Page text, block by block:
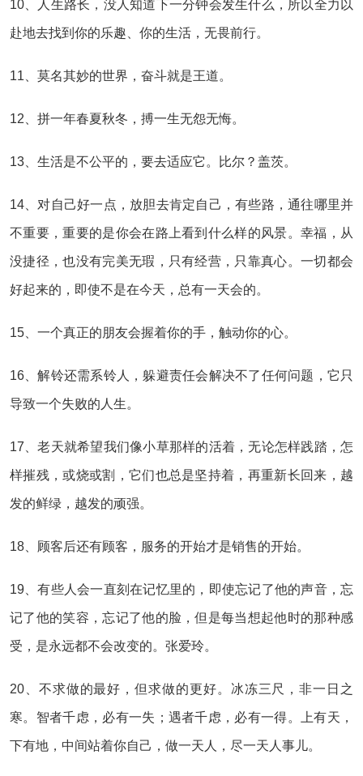
10、人生路长，没人知道下一分钟会发生什么，所以全力以
赴地去找到你的乐趣、你的生活，无畏前行。
11、莫名其妙的世界，奋斗就是王道。
12、拼一年春夏秋冬，搏一生无怨无悔。
13、生活是不公平的，要去适应它。比尔？盖茨。
14、对自己好一点，放胆去肯定自己，有些路，通往哪里并
不重要，重要的是你会在路上看到什么样的风景。幸福，从
没捷径，也没有完美无瑕，只有经营，只靠真心。一切都会
好起来的，即使不是在今天，总有一天会的。
15、一个真正的朋友会握着你的手，触动你的心。
16、解铃还需系铃人，躲避责任会解决不了任何问题，它只
导致一个失败的人生。
17、老天就希望我们像小草那样的活着，无论怎样践踏，怎
样摧残，或烧或割，它们也总是坚持着，再重新长回来，越
发的鲜绿，越发的顽强。
18、顾客后还有顾客，服务的开始才是销售的开始。
19、有些人会一直刻在记忆里的，即使忘记了他的声音，忘
记了他的笑容，忘记了他的脸，但是每当想起他时的那种感
受，是永远都不会改变的。张爱玲。
20、不求做的最好，但求做的更好。冰冻三尺，非一日之
寒。智者千虑，必有一失；遇者千虑，必有一得。上有天，
下有地，中间站着你自己，做一天人，尽一天人事儿。